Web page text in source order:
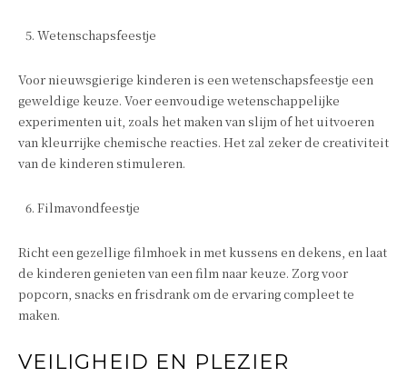
Wetenschapsfeestje
Voor nieuwsgierige kinderen is een wetenschapsfeestje een
geweldige keuze. Voer eenvoudige wetenschappelijke
experimenten uit, zoals het maken van slijm of het uitvoeren
van kleurrijke chemische reacties. Het zal zeker de creativiteit
van de kinderen stimuleren.
Filmavondfeestje
Richt een gezellige filmhoek in met kussens en dekens, en laat
de kinderen genieten van een film naar keuze. Zorg voor
popcorn, snacks en frisdrank om de ervaring compleet te
maken.
VEILIGHEID EN PLEZIER